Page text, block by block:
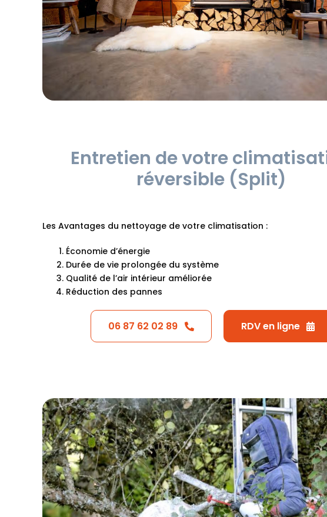
Entretien de votre
réversible (Split)
Les Avantages du nettoyage de votre climatisation :
Économie d’énergie
Durée de vie prolongée du système
Qualité de l’air intérieur améliorée
Réduction des pannes
06 87 62 02 89 RDV en ligne